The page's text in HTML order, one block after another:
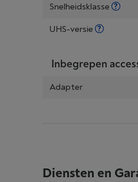
Snelheidsklasse
UHS-versie
Inbegrepen
Adapter
Diensten en